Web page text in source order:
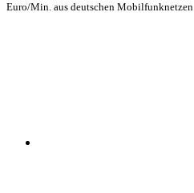
Euro/Min. aus deutschen Mobilfunknetzen